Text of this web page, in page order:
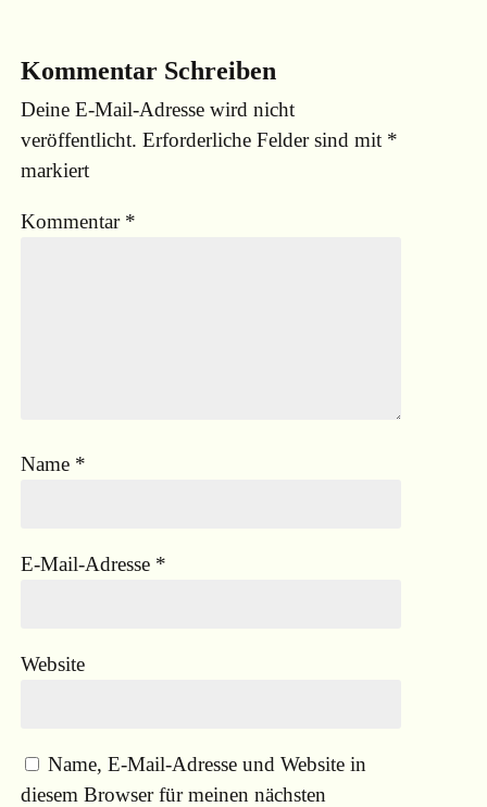
Kommentar Schreiben
Deine E-Mail-Adresse wird nicht
veröffentlicht. Erforderliche Felder sind mit *
markiert
Kommentar *
Name *
E-Mail-Adresse *
Website
Name, E-Mail-Adresse und Website in
diesem Browser für meinen nächsten